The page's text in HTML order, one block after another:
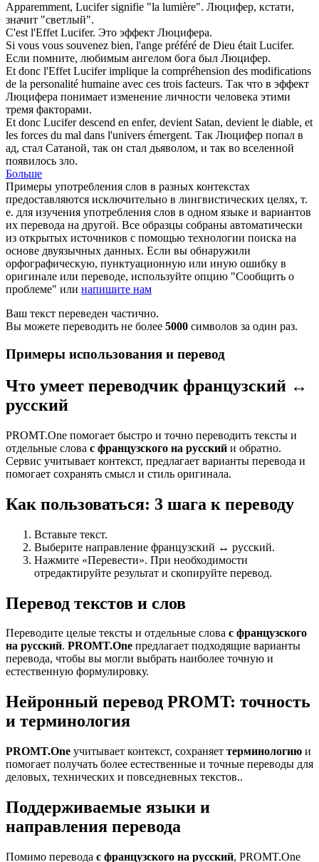
Apparemment, Lucifersignifie "la lumière". Люцифер, кстати,
значит "светлый".
C'est l'Effet Lucifer. Это эффект Люцифера.
Si vous vous souvenez bien, l'ange préféré de Dieu était Lucifer.
Если помните, любимым ангелом бога был Люцифер.
Et donc l'Effet Luciferimplique la compréhension des modifications
de la personalité humaine avec ces trois facteurs. Так что в эффект
Люцифера понимает изменение личности человека этими
тремя факторами.
Et donc Luciferdescend en enfer, devient Satan, devient le diable, et
les forces du mal dans l'univers émergent. Так Люцифер попал в
ад, стал Сатаной, так он стал дьяволом, и так во вселенной
появилось зло.
Больше
Примеры употребления слов в разных контекстах
предоставляются исключительно в лингвистических целях, т.
е. для изучения употребления слов в одном языке и вариантов
их перевода на другой. Все образцы собраны автоматически
из открытых источников с помощью технологии поиска на
основе двуязычных данных. Если вы обнаружили
орфографическую, пунктуационную или иную ошибку в
оригинале или переводе, используйте опцию "Сообщить о
проблеме" или напишите нам
Ваш текст переведен частично.
Вы можете переводить не более 5000 символов за один раз.
Примеры использования и перевод
Что умеет переводчик французский ↔
русский
PROMT.One помогает быстро и точно переводить тексты и
отдельные слова с французского на русский и обратно.
Сервис учитывает контекст, предлагает варианты перевода и
помогает сохранять смысл и стиль оригинала.
Как пользоваться: 3 шага к переводу
Вставьте текст.
Выберите направление французский ↔ русский.
Нажмите «Перевести». При необходимости
отредактируйте результат и скопируйте перевод.
Перевод текстов и слов
Переводите целые тексты и отдельные слова с французского
на русский. PROMT.One предлагает подходящие варианты
перевода, чтобы вы могли выбрать наиболее точную и
естественную формулировку.
Нейронный перевод PROMT: точность
и терминология
PROMT.One учитывает контекст, сохраняет терминологию и
помогает получать более естественные и точные переводы для
деловых, технических и повседневных текстов..
Поддерживаемые языки и
направления перевода
Помимо перевода с французского на русский, PROMT.One